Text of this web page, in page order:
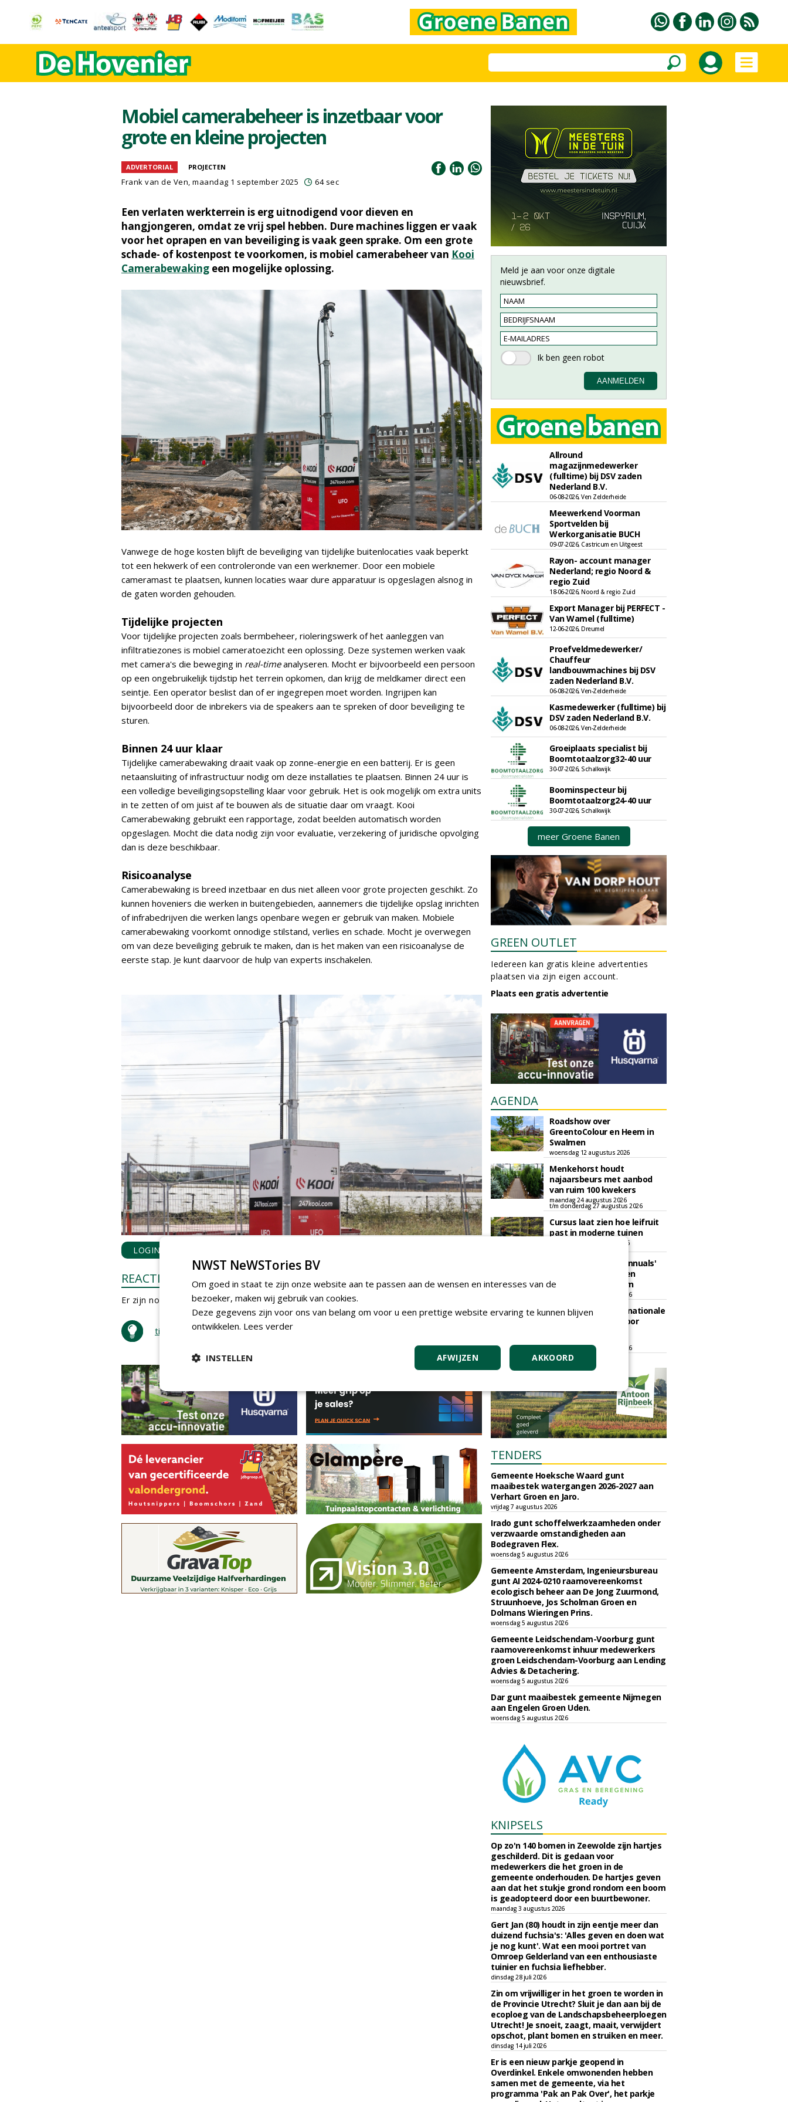
Mobiel camerabeheer is inzetbaar voor
grote en kleine projecten
ADVERTORIAL PROJECTEN
Frank van de Ven, maandag 1 september 2025 64 sec
Een verlaten werkterrein is erg uitnodigend voor dieven en
hangjongeren, omdat ze vrij spel hebben. Dure machines liggen er vaak
voor het oprapen en van beveiliging is vaak geen sprake. Om een grote
schade- of kostenpost te voorkomen, is mobiel camerabeheer van Kooi
Camerabewaking een mogelijke oplossing.
Vanwege de hoge kosten blijft de beveiliging van tijdelijke buitenlocaties vaak beperkt
tot een hekwerk of een controleronde van een werknemer. Door een mobiele
cameramast te plaatsen, kunnen locaties waar dure apparatuur is opgeslagen alsnog in
de gaten worden gehouden.
Tijdelijke projecten
Voor tijdelijke projecten zoals bermbeheer, rioleringswerk of het aanleggen van
infiltratiezones is mobiel cameratoezicht een oplossing. Deze systemen werken vaak
met camera's die beweging in real-timeanalyseren. Mocht er bijvoorbeeld een persoon
op een ongebruikelijk tijdstip het terrein opkomen, dan krijg de meldkamer direct een
seintje. Een operator beslist dan of er ingegrepen moet worden. Ingrijpen kan
bijvoorbeeld door de inbrekers via de speakers aan te spreken of door beveiliging te
sturen.
Binnen 24 uur klaar
Tijdelijke camerabewaking draait vaak op zonne-energie en een batterij. Er is geen
netaansluiting of infrastructuur nodig om deze installaties te plaatsen. Binnen 24 uur is
een volledige beveiligingsopstelling klaar voor gebruik. Het is ook mogelijk om extra units
in te zetten of om juist af te bouwen als de situatie daar om vraagt. Kooi
Camerabewaking gebruikt een rapportage, zodat beelden automatisch worden
opgeslagen. Mocht die data nodig zijn voor evaluatie, verzekering of juridische opvolging
dan is deze beschikbaar.
Risicoanalyse
Camerabewaking is breed inzetbaar en dus niet alleen voor grote projecten geschikt. Zo
kunnen hoveniers die werken in buitengebieden, aannemers die tijdelijke opslag inrichten
of infrabedrijven die werken langs openbare wegen er gebruik van maken. Mobiele
camerabewaking voorkomt onnodige stilstand, verlies en schade. Mocht je overwegen
om van deze beveiliging gebruik te maken, dan is het maken van een risicoanalyse de
eerste stap. Je kunt daarvoor de hulp van experts inschakelen.
LOGIN
REACTIES
Er zijn nog geen reacties.
tip de redactie
Meld je aan voor onze digitale
nieuwsbrief.
Allround
magazijnmedewerker
(fulltime) bij DSV zaden
Nederland B.V.
06-08-2026, Ven Zelderheide
Meewerkend Voorman
Sportvelden bij
Werkorganisatie BUCH
09-07-2026, Castricum en Uitgeest
Rayon- account manager
Nederland; regio Noord &
regio Zuid
18-06-2026, Noord & regio Zuid
Export Manager bij PERFECT -
Van Wamel (fulltime)
12-06-2026, Dreumel
Proefveldmedewerker/
Chauffeur
landbouwmachines bij DSV
zaden Nederland B.V.
06-08-2026, Ven-Zelderheide
Kasmedewerker (fulltime) bij
DSV zaden Nederland B.V.
06-08-2026, Ven-Zelderheide
Groeiplaats specialist bij
Boomtotaalzorg32-40 uur
30-07-2026, Schalkwijk
Boominspecteur bij
Boomtotaalzorg24-40 uur
30-07-2026, Schalkwijk
meer Groene Banen
GREEN OUTLET
Iedereen kan gratis kleine advertenties
plaatsen via zijn eigen account.
Plaats een gratis advertentie
AGENDA
Roadshow over
GreentoColour en Heem in
Swalmen
woensdag 12 augustus 2026
Menkehorst houdt
najaarsbeurs met aanbod
van ruim 100 kwekers
maandag 24 augustus 2026
t/m donderdag 27 augustus 2026
Cursus laat zien hoe leifruit
past in moderne tuinen
woensdag 26 augustus 2026
Vakdag 'All About Annuals'
zet eenjarige planten
centraal in Appeltern
donderdag 27 augustus 2026
GaLaBau 2026: internationale
ontmoetingsplek voor
t/m vrijdag 18 september 2026
TENDERS
Gemeente Hoeksche Waard gunt
maaibestek watergangen 2026-2027 aan
Verhart Groen en Jaro.
vrijdag 7 augustus 2026
Irado gunt schoffelwerkzaamheden onder
verzwaarde omstandigheden aan
Bodegraven Flex.
woensdag 5 augustus 2026
Gemeente Amsterdam, Ingenieursbureau
gunt AI 2024-0210 raamovereenkomst
ecologisch beheer aan De Jong Zuurmond,
Struunhoeve, Jos Scholman Groen en
Dolmans Wieringen Prins.
woensdag 5 augustus 2026
Gemeente Leidschendam-Voorburg gunt
raamovereenkomst inhuur medewerkers
groen Leidschendam-Voorburg aan Lending
Advies & Detachering.
woensdag 5 augustus 2026
Dar gunt maaibestek gemeente Nijmegen
aan Engelen Groen Uden.
woensdag 5 augustus 2026
KNIPSELS
Op zo'n 140 bomen in Zeewolde zijn hartjes
geschilderd. Dit is gedaan voor
medewerkers die het groen in de
gemeente onderhouden. De hartjes geven
aan dat het stukje grond rondom een boom
is geadopteerd door een buurtbewoner.
maandag 3 augustus 2026
Gert Jan (80) houdt in zijn eentje meer dan
duizend fuchsia's: 'Alles geven en doen wat
je nog kunt'. Wat een mooi portret van
Omroep Gelderland van een enthousiaste
tuinier en fuchsia liefhebber.
dinsdag 28 juli 2026
Zin om vrijwilliger in het groen te worden in
de Provincie Utrecht? Sluit je dan aan bij de
ecoploeg van de Landschapsbeheerploegen
Utrecht! Je snoeit, zaagt, maait, verwijdert
opschot, plant bomen en struiken en meer.
dinsdag 14 juli 2026
Er is een nieuw parkje geopend in
Overdinkel. Enkele omwonenden hebben
samen met de gemeente, via het
programma 'Pak an Pak Over', het parkje
NWST NeWSTories BV
Om goed in staat te zijn onze website aan te passen aan de wensen en interesses van de
bezoeker, maken wij gebruik van cookies.
Deze gegevens zijn voor ons van belang om voor u een prettige website ervaring te kunnen blijven
ontwikkelen. Lees verder
AKKOORD
AFWIJZEN
INSTELLEN